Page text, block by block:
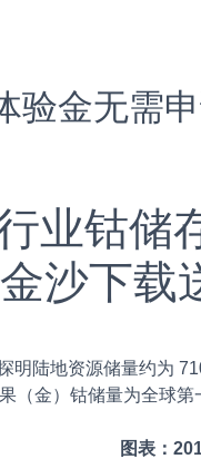
验金无需
业钴储
沙下载
明陆地资源储量约为
（金）钴储量为全球
图表：